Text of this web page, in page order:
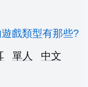
戲類型有那些?
單人
中文